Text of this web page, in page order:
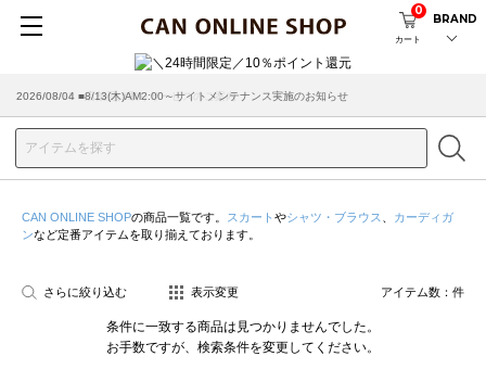
カート
0
BRAND
2026/08/04 ■8/13(木)AM2:00～サイトメンテナンス実施のお知らせ
2026/03/18 ■店舗受け取りサービスのご案内
CAN ONLINE SHOPの商品一覧です。 スカート やシャツ・ブラウス
カーディガ
ンなど定番アイテムを取り揃えております。
さらに絞り込む 表示変更 アイテム数： 件
条件に一致する商品は見つかりませんでした。
お手数ですが、検索条件を変更してください。